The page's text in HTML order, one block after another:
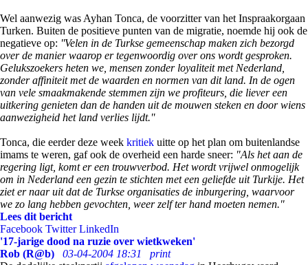
Wel aanwezig was Ayhan Tonca, de voorzitter van het Inspraakorgaan
Turken. Buiten de positieve punten van de migratie, noemde hij ook de
negatieve op: ''Velen in de Turkse gemeenschap maken zich bezorgd
over de manier waarop er tegenwoordig over ons wordt gesproken.
Gelukszoekers heten we, mensen zonder loyaliteit met Nederland,
zonder affiniteit met de waarden en normen van dit land. In de ogen
van vele smaakmakende stemmen zijn we profiteurs, die liever een
uitkering genieten dan de handen uit de mouwen steken en door wiens
aanwezigheid het land verlies lijdt.''
Tonca, die eerder deze week kritiek uitte op het plan om buitenlandse
imams te weren, gaf ook de overheid een harde sneer: "Als het aan de
regering ligt, komt er een trouwverbod. Het wordt vrijwel onmogelijk
om in Nederland een gezin te stichten met een geliefde uit Turkije. Het
ziet er naar uit dat de Turkse organisaties de inburgering, waarvoor
we zo lang hebben gevochten, weer zelf ter hand moeten nemen."
Lees dit bericht
Facebook Twitter LinkedIn
'17-jarige dood na ruzie over wietkweken'
Rob (R@b)
03-04-2004 18:31
print